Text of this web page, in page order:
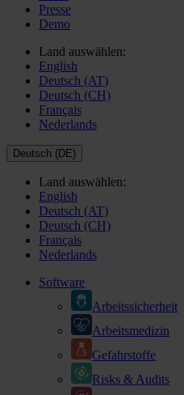
Presse
Demo
Land auswählen:
English
Deutsch (AT)
Deutsch (CH)
Français
Nederlands
Deutsch (DE)
Land auswählen:
English
Deutsch (AT)
Deutsch (CH)
Français
Nederlands
Software
Arbeitssicherheit
Arbeitsmedizin
Gefahrstoffe
Risks & Audits